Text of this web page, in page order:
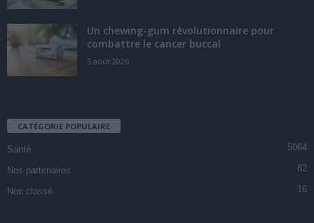
Un chewing-gum révolutionnaire pour
combattre le cancer buccal
5 août 2026
CATÉGORIE POPULAIRE
Santé 5064
Nos partenaires 82
Non classé 16